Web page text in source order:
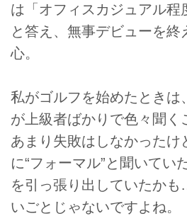
は「オフィスカジュアル程
と答え、無事デビューを終
心。
私がゴルフを始めたときは
が上級者ばかりで色々聞く
あまり失敗はしなかったけ
に“フォーマル”と聞いてい
を引っ張り出していたか
いごとじゃないですよね。